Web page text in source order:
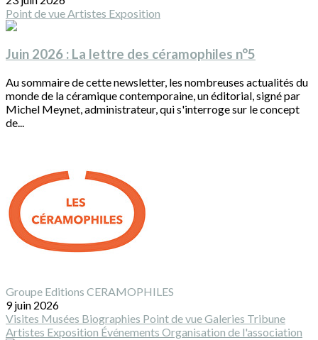
Point de vue Artistes Exposition
Juin 2026 : La lettre des céramophiles n°5
Au sommaire de cette newsletter, les nombreuses actualités du
monde de la céramique contemporaine, un éditorial, signé par
Michel Meynet, administrateur, qui s'interroge sur le concept
de...
Groupe Editions CERAMOPHILES
9 juin 2026
Visites Musées Biographies Point de vueGaleries Tribune
Artistes Exposition Événements Organisation de l'association